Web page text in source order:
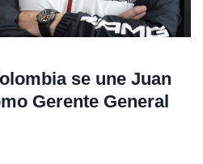
se une Juan
Gerente General